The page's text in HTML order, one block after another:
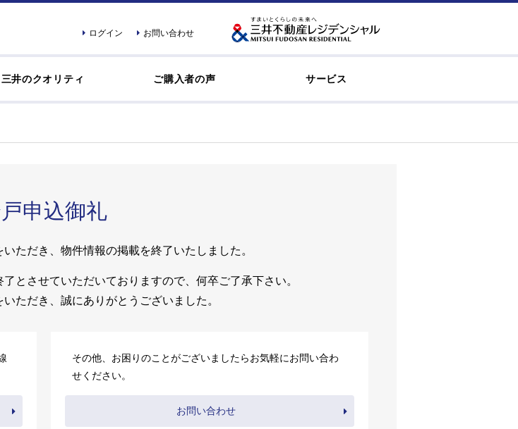
ログイン お問い合わせ
三井のクオリティ ご購入者の声 サービス
申込御礼
ただき、物件情報の掲載を終了いたしました。
とさせていただいておりますので、何卒ご了承下さい。
ただき、誠にありがとうございました。
その他、お困りのことがございましたらお気軽にお問い合わ
せください。
お問い合わせ